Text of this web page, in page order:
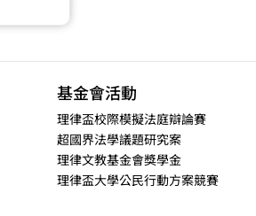
基金會活動
理律盃校際模擬法庭辯論賽
超國界法學議題研究案
理律文教基金會獎學金
理律盃大學公民行動方案競賽